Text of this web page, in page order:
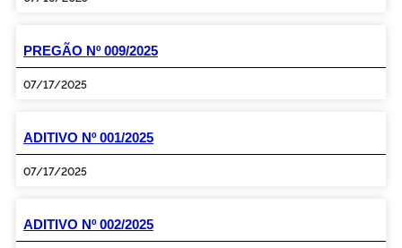
PREGÃO Nº 009/2025
07/17/2025
ADITIVO Nº 001/2025
07/17/2025
ADITIVO Nº 002/2025